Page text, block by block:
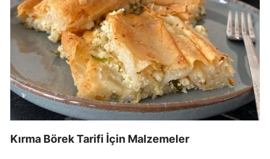
Kırma Börek Tarifi İçin Malzemeler